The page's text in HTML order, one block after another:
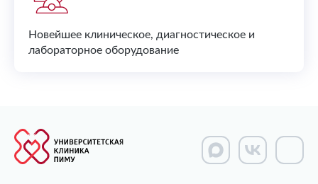
Новейшее клиническое, диагностическое и
лабораторное оборудование